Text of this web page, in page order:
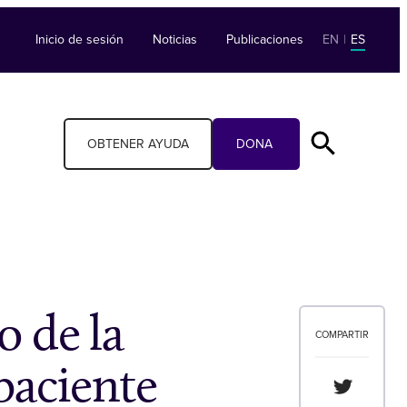
Inicio de sesión Noticias Publicaciones EN | ES
OBTENER AYUDA DONA
COMPARTIR
de la